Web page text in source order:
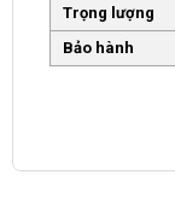
Trọng lượng
Bảo hành